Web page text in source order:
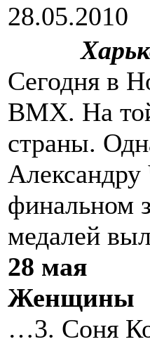
28.05.2010
Сегодня в
ВМХ. На той
страны.
финальном
медалей
28 мая
Женщины
…3. Соня